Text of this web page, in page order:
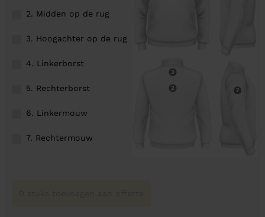
2. Midden op de rug
3. Hoogachter op de rug
4. Linkerborst
5. Rechterborst
6. Linkermouw
7. Rechtermouw